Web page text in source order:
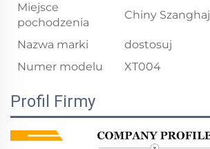
Miejsce
pochodzenia
Chiny Szanghaj
Nazwa marki
dostosuj
Numer modelu
XT004
Profil Firmy